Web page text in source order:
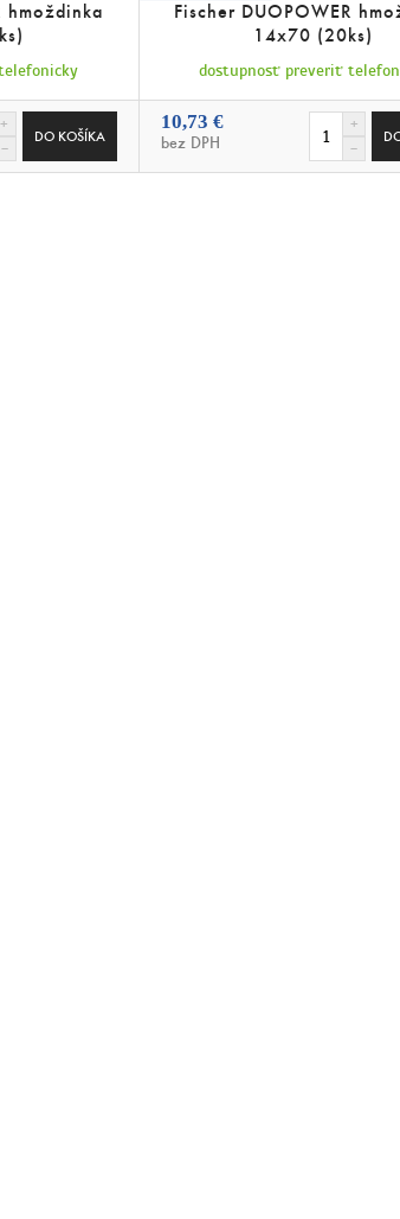
hmoždinka
Fischer DUOPOWER
14x70 (20ks)
dostupnosť preveriť
10,73 €
bez DPH